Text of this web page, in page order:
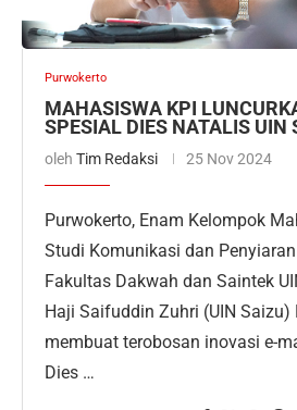
Purwokerto
MAHASISWA KPI
SPESIAL DIES NATALIS UIN
oleh Tim Redaksi 25 Nov 2024
Purwokerto, Enam Kelompok
Studi Komunikasi dan
Fakultas Dakwah dan Saintek
Haji Saifuddin Zuhri (UIN Saizu)
membuat terobosan inovasi e-
Dies …